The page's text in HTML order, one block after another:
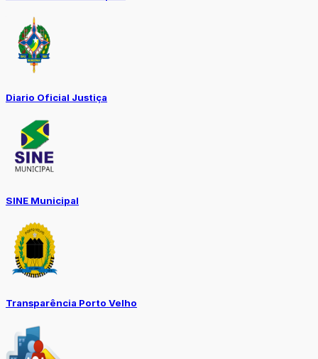
Diario Oficial Justiça
SINE Municipal
Transparência Porto Velho